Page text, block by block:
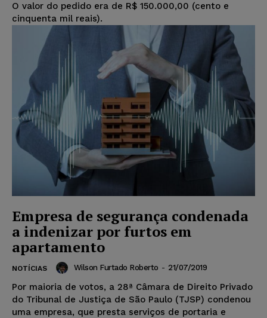
O valor do pedido era de R$ 150.000,00 (cento e
cinquenta mil reais).
Empresa de segurança condenada
a indenizar por furtos em
apartamento
NOTÍCIAS Wilson Furtado Roberto - 21/07/2019
Por maioria de votos, a 28ª Câmara de Direito Privado
do Tribunal de Justiça de São Paulo (TJSP) condenou
uma empresa, que presta serviços de portaria e